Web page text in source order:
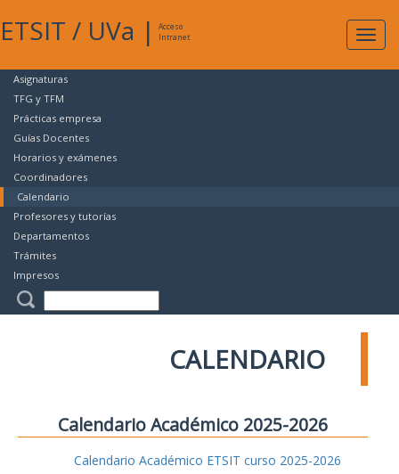
ETSIT / UVa |
Acceso
Intranet
Asignaturas
TFG y TFM
Prácticas empresa
Guías Docentes
Horarios y exámenes
Coordinadores
Calendario
Profesores y tutorías
Departamentos
Trámites
Impresos
CALENDARIO
Calendario Académico 2025-2026
Calendario Académico ETSIT curso 2025-2026